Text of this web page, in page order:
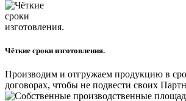
Чёткие сроки изготовления.
Производим и отгружаем продукцию в
договорах, чтобы не подвести своих